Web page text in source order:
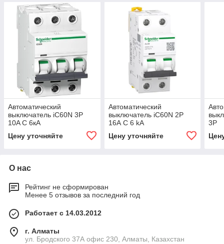
Автоматический
выключатель iC60N 3P
10A C 6кА
Цену уточняйте
Автоматический
выключатель iC60N 2P
16А С 6 kA
Цену уточняйте
3P
О нас
Рейтинг не сформирован
Менее 5 отзывов за последний год
Работает с 14.03.2012
г. Алматы
ул. Бродского 37А офис 230, Алматы, Казахстан